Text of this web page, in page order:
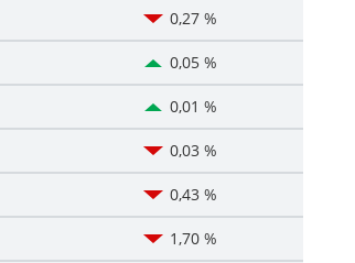
0,27 %
0,05 %
0,01 %
0,03 %
0,43 %
1,70 %